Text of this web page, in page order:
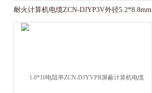
耐火计算机电缆ZCN-DJYP3V外径5.2*8.8mm